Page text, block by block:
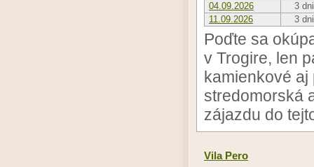
04.09.2026
3 dni
11.09.2026
3 dni
Poďte sa
v Trogire, len
kamienkové
stredomorská
zájazdu do
Vila Pero